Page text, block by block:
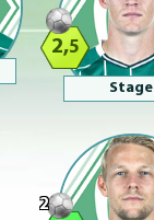
2,5
Stage
2